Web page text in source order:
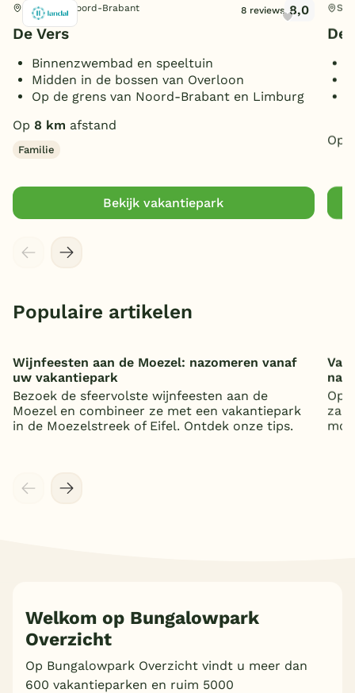
Overloon, Noord-Brabant 8 reviews 8,0
De Vers
Binnenzwembad en speeltuin
Midden in de bossen van Overloon
Op de grens van Noord-Brabant en Limburg
Op 8 km afstand
Familie
Bekijk vakantiepark
De
Op
Populaire artikelen
Wijnfeesten aan de Moezel: nazomeren vanaf
uw vakantiepark
Bezoek de sfeervolste wijnfeesten aan de
Moezel en combineer ze met een vakantiepark
in de Moezelstreek of Eifel. Ontdek onze tips.
Op
Welkom op Bungalowpark
Overzicht
Op Bungalowpark Overzicht vindt u meer dan
600 vakantieparken en ruim 5000